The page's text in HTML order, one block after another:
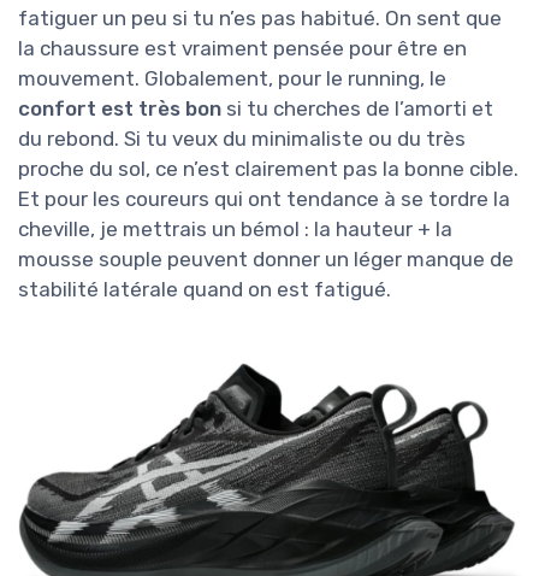
fatiguer un peu si tu n’es pas habitué. On sent que
la chaussure est vraiment pensée pour être en
mouvement. Globalement, pour le running, le
confort est très bon si tu cherches de l’amorti et
du rebond. Si tu veux du minimaliste ou du très
proche du sol, ce n’est clairement pas la bonne cible.
Et pour les coureurs qui ont tendance à se tordre la
cheville, je mettrais un bémol : la hauteur + la
mousse souple peuvent donner un léger manque de
stabilité latérale quand on est fatigué.